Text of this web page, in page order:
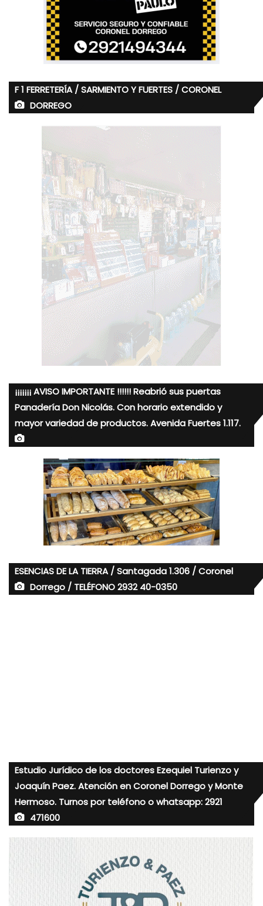
F 1 FERRETERÍA / SARMIENTO Y FUERTES / CORONEL
DORREGO
¡¡¡¡¡¡¡ AVISO IMPORTANTE !!!!!! Reabrió sus puertas
Panadería Don Nicolás. Con horario extendido y
mayor variedad de productos. Avenida Fuertes 1.117.
ESENCIAS DE LA TIERRA / Santagada 1.306 / Coronel
Dorrego / TELÉFONO 2932 40-0350
Estudio Jurídico de los doctores Ezequiel Turienzo y
Joaquín Paez. Atención en Coronel Dorrego y Monte
Hermoso. Turnos por teléfono o whatsapp: 2921
471600